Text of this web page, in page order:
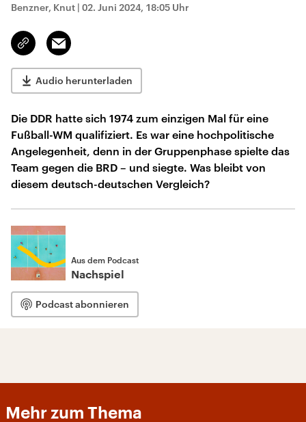
Benzner, Knut | 02. Juni 2024, 18:05 Uhr
Link
kopieren/teilen
Email
Audio herunterladen
Die DDR hatte sich 1974 zum einzigen Mal für eine
Fußball-WM qualifiziert. Es war eine hochpolitische
Angelegenheit, denn in der Gruppenphase spielte das
Team gegen die BRD – und siegte. Was bleibt von
diesem deutsch-deutschen Vergleich?
Aus dem Podcast
Nachspiel
Podcast abonnieren
Mehr zum Thema